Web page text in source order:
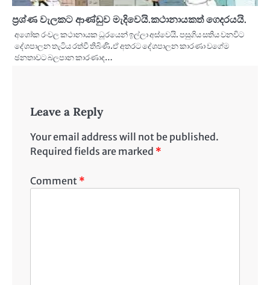
ප්‍රශ්ණ වැලකට ආණ්ඩුව මැදිවෙයි.කථානායකත් ගෙදරයයි.
අශෝක රංවල කථානායක ධූරයෙන් ඉල්ලා අස්වෙයි. පසුගිය සතිය වනවිට
දේශපාලන තැටිය රත්වී තිබිණි.ඒ අතරට දේශපාලන කාරණා වගේම
ඡනතාවට බලපාන කාරණාද…
Leave a Reply
Your email address will not be published.
Required fields are marked *
Comment *